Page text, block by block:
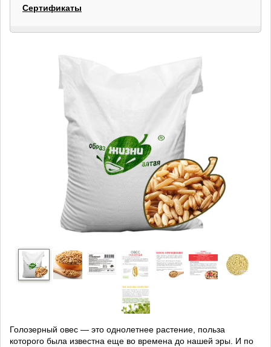
Сертификаты
Голозерный овес — это однолетнее растение, польза
которого была известна еще во времена до нашей эры. И по